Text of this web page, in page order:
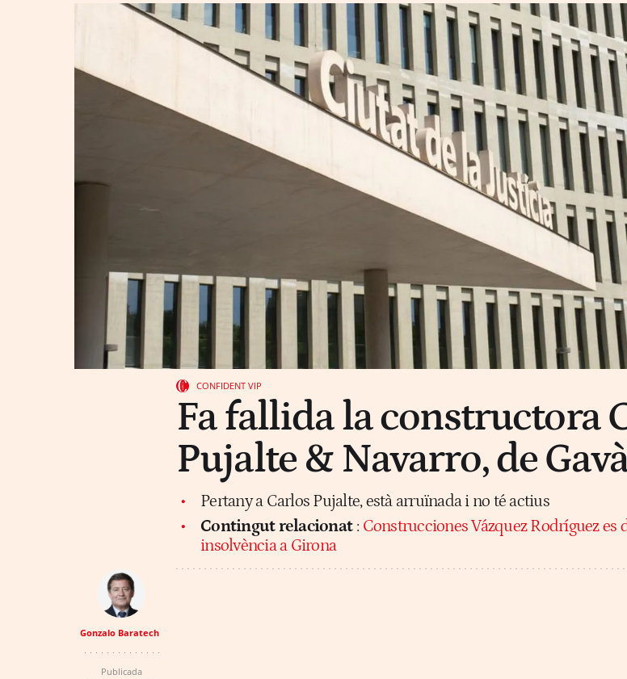
CONFIDENT VIP
Fa fallida la constructora
Pujalte & Navarro, de
Pertany a Carlos Pujalte, està arruïnada i no té actius
Contingut relacionat : Construcciones Vázquez Rodríguez es
insolvència a Girona
Gonzalo Baratech
Publicada